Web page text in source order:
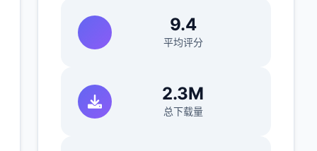
9.4
平均评分
2.3M
总下载量